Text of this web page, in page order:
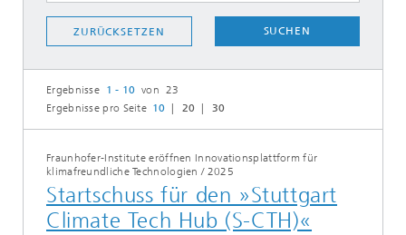
ZURÜCKSETZEN SUCHEN
Ergebnisse 1 - 10 von 23
Ergebnisse pro Seite 10 20 30
Fraunhofer-Institute eröffnen Innovationsplattform für
klimafreundliche Technologien / 2025
Startschuss für den »Stuttgart
Climate Tech Hub (S-CTH)«